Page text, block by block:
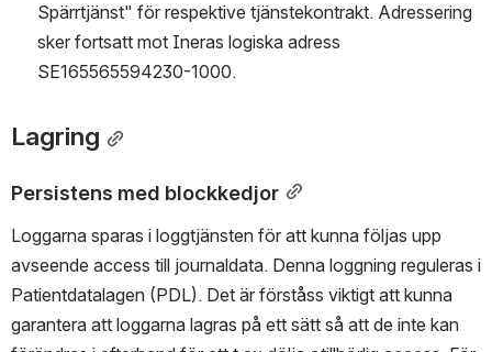
Spärrtjänst" för respektive tjänstekontrakt. Adressering
sker fortsatt mot Ineras logiska adress
SE165565594230-1000.
Lagring
Persistens med blockkedjor
Loggarna sparas i loggtjänsten för att kunna följas upp
avseende access till journaldata. Denna loggning reguleras i
Patientdatalagen (PDL). Det är förståss viktigt att kunna
garantera att loggarna lagras på ett sätt så att de inte kan